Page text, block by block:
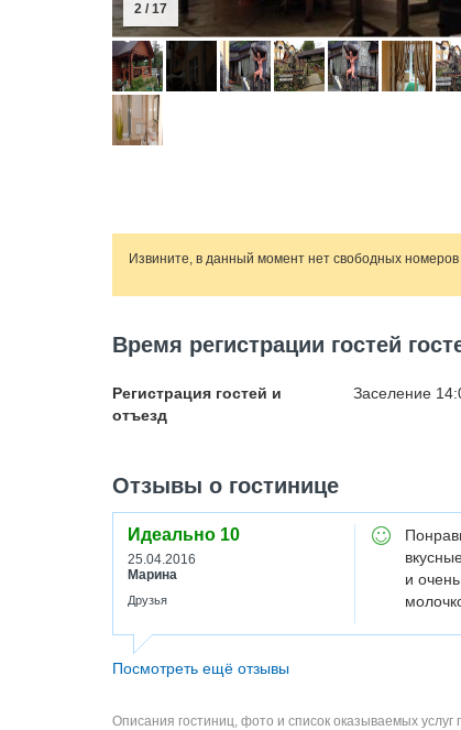
2 / 17
Извините, в данный момент нет свободных
Время регистрации гостей
Регистрация гостей и
отъезд
Заселение
Отзывы о гостинице
Идеально 10
25.04.2016
Марина
Друзья
и
Посмотреть ещё отзывы
Описания гостиниц, фото и список оказываемых